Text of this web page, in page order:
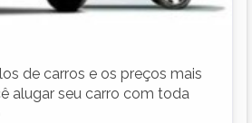
de carros e os preços mais
alugar seu carro com toda